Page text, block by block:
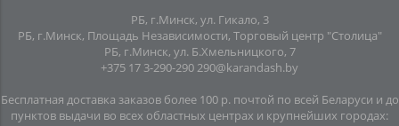
РБ, г.Минск, ул. Гикало, 3
РБ, г.Минск, Площадь Независимости, Торговый центр "Столица"
РБ, г.Минск, ул. Б.Хмельницкого, 7
+375 17 3-290-290 290@karandash.by
Бесплатная доставка заказов более 100 р. почтой по всей Беларуси и до
пунктов выдачи во всех областных центрах и крупнейших городах: